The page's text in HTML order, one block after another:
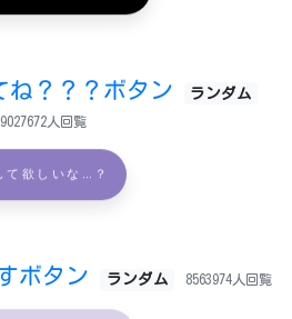
ね？？？ボタン ランダム
9027672人回覧
て欲しいな…？
ボタン ランダム 8563974人回覧